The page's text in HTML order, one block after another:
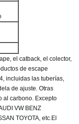
el catback, el colector,
de escape
incluidas las tuberías,
de ajuste. Otras
al carbono. Excepto
VW BENZ
TOYOTA, etc.El